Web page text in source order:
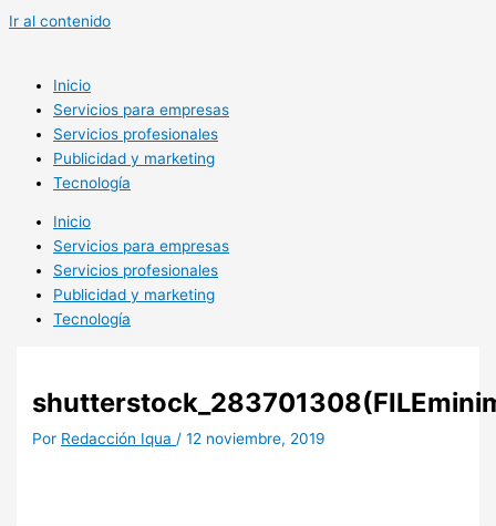
Ir al contenido
Inicio
Servicios para empresas
Servicios profesionales
Publicidad y marketing
Tecnología
Inicio
Servicios para empresas
Servicios profesionales
Publicidad y marketing
Tecnología
Por Redacción Iqua /12 noviembre, 2019